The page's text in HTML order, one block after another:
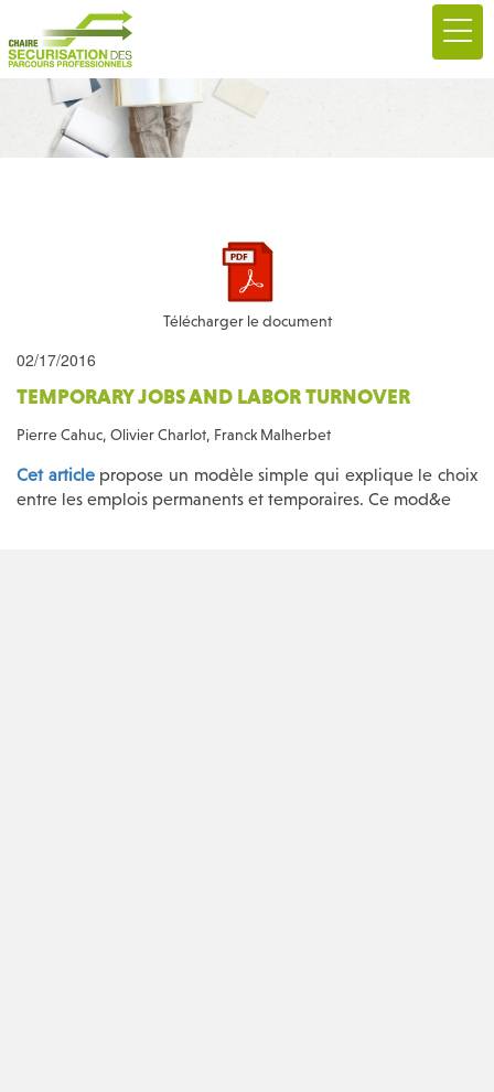
Télécharger le document
02/17/2016
TEMPORARY JOBS AND LABOR TURNOVER
Pierre Cahuc, Olivier Charlot, Franck Malherbet
Cet articlepropose un modèle simple qui explique le choix
entre les emplois permanents et temporaires. Ce mod&e